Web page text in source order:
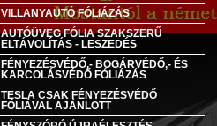
VILLANYAUTÓ FÓLIÁZÁS
AUTÓÜVEG FÓLIA SZAKSZERŰ
ELTÁVOLÍTÁS - LESZEDÉS
FÉNYEZÉSVÉDŐ,- BOGÁRVÉDŐ,- ÉS
KARCOLÁSVÉDŐ FÓLIÁZÁS
TESLA CSAK FÉNYEZÉSVÉDŐ
FÓLIÁVAL AJÁNLOTT